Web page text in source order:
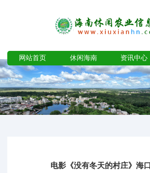
网站首页 休闲海南 资讯中心
电影《没有冬天的村庄》海